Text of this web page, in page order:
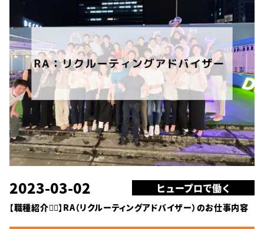
2023-03-02 ヒュープロで働く
【職種紹介🙋‍♀️】RA（リクルーティングアドバイザー）のお仕事内容